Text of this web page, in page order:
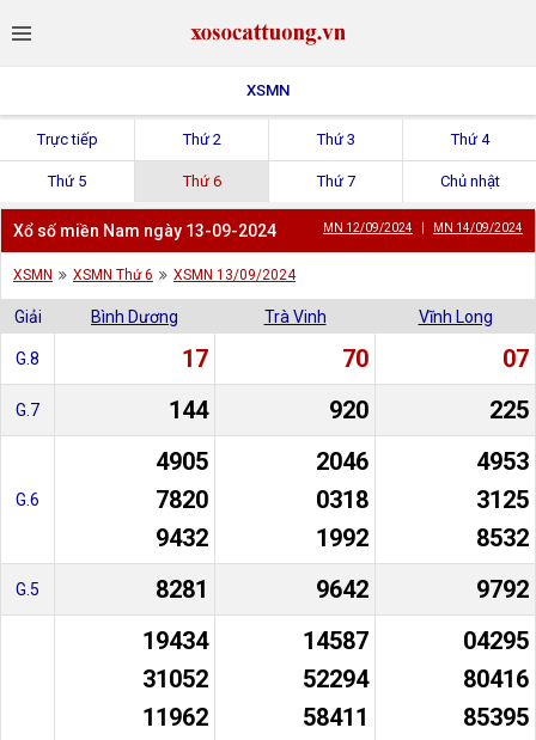
XSMN
Trực tiếp Thứ 2 Thứ 3 Thứ 4
Thứ 5 Thứ 6 Thứ 7 Chủ nhật
Xổ số miền Nam ngày 13-09-2024 MN 12/09/2024 MN 14/09/2024
XSMN XSMN Thứ 6 XSMN 13/09/2024
Giải Bình Dương Trà Vinh Vĩnh Long
G.8 17 70 07
G.7 144 920 225
G.6
4905
7820
9432
2046
0318
1992
4953
3125
8532
G.5 8281 9642 9792
19434
31052
11962
14587
52294
58411
04295
80416
85395